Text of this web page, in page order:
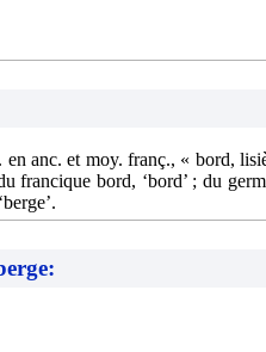
anc. et moy. franç., « bord,
bord, ‘bord’ ; du